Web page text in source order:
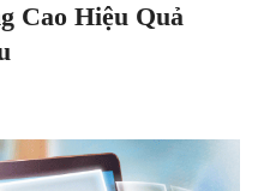
Cao Hiệu Quả